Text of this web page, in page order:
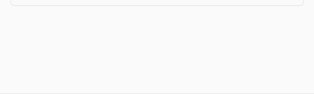
загрозам;🔹 можливості професійного […]